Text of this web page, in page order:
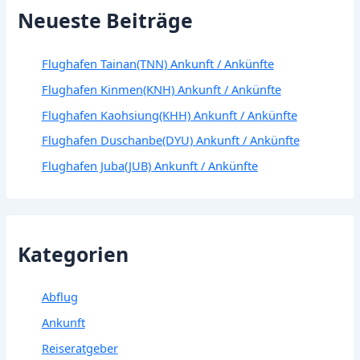
Neueste Beiträge
Flughafen Tainan(TNN) Ankunft / Ankünfte
Flughafen Kinmen(KNH) Ankunft / Ankünfte
Flughafen Kaohsiung(KHH) Ankunft / Ankünfte
Flughafen Duschanbe(DYU) Ankunft / Ankünfte
Flughafen Juba(JUB) Ankunft / Ankünfte
Kategorien
Abflug
Ankunft
Reiseratgeber